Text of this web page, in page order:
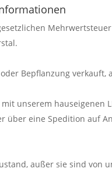
Bepflanzung verkauft,
unserem hauseigenen
über eine Spedition auf
außer sie sind von